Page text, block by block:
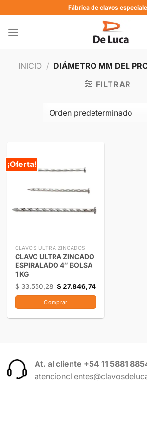
Fábrica de clavos
INICIO / DIÁMETRO MM DEL
FILTRAR
¡Oferta!
CLAVOS ULTRA ZINCADOS
CLAVO ULTRA ZINCADO
ESPIRALADO 4″ BOLSA
1 KG
$33.550,28 $27.846,74
Comprar
At. al cliente +54 11 5881